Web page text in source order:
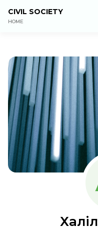
CIVIL SOCIETY
HOME